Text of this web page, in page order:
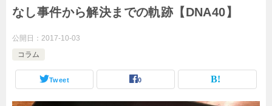
なし事件から解決までの軌跡【DNA40】
公開日： 2017-10-03
コラム
Tweet 0